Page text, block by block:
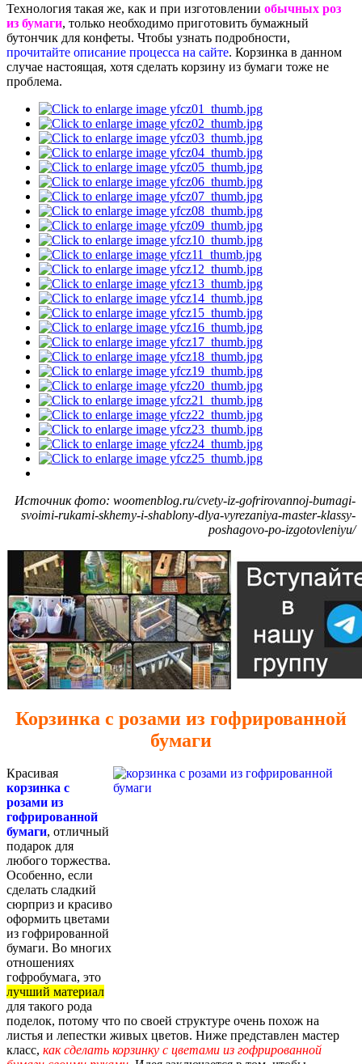
Технология такая же, как и при изготовлении обычных роз
из бумаги, только необходимо приготовить бумажный
бутончик для конфеты. Чтобы узнать подробности,
прочитайте описание процесса на сайте. Корзинка в данном
случае настоящая, хотя сделать корзину из бумаги тоже не
проблема.
Источник фото: woomenblog.ru/cvety-iz-gofrirovannoj-bumagi-
svoimi-rukami-skhemy-i-shablony-dlya-vyrezaniya-master-klassy-
poshagovo-po-izgotovleniyu/
Корзинка с розами из гофрированной
бумаги
Красивая
корзинка с
розами из
гофрированной
бумаги, отличный
подарок для
любого торжества.
Особенно, если
сделать сладкий
сюрприз и красиво
оформить цветами
из гофрированной
бумаги. Во многих
отношениях
гофробумага, это
лучший материал
для такого рода
поделок, потому что по своей структуре очень похож на
листья и лепестки живых цветов. Ниже представлен мастер
класс, как сделать корзинку с цветами из гофрированной